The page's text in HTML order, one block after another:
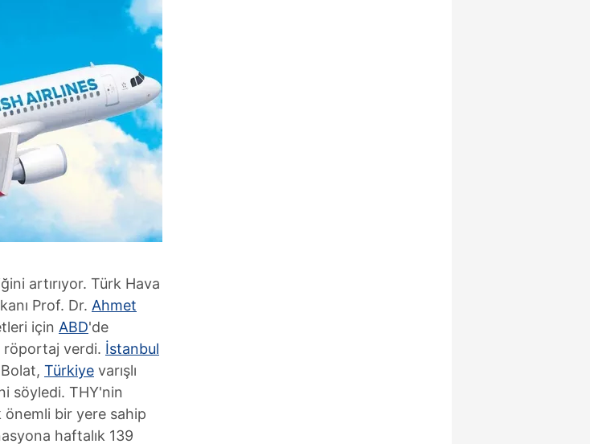
artırıyor. Türk Hava
Prof. Dr. Ahmet
için ABD'de
röportaj verdi. İstanbul
Türkiye varışlı
söyledi. THY'nin
önemli bir yere sahip
haftalık 139